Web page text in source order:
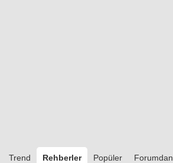
Trend Rehberler Popüler Forumdan